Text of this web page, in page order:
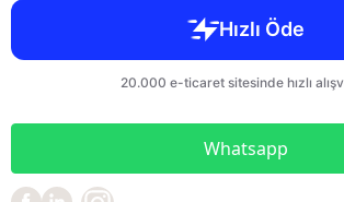
Whatsapp